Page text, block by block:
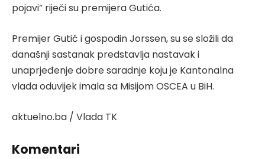
pojavi“ riječi su premijera Gutića.
Premijer Gutić i gospodin Jorssen, su se složili da
današnji sastanak predstavlja nastavak i
unaprjeđenje dobre saradnje koju je Kantonalna
vlada oduvijek imala sa Misijom OSCEA u BiH.
aktuelno.ba / Vlada TK
Komentari